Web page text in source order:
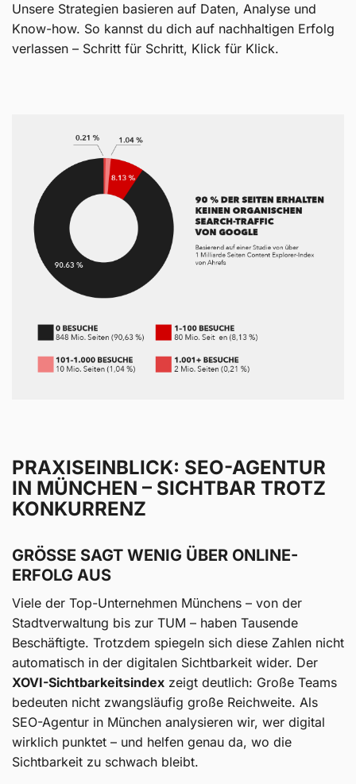
Unsere Strategien basieren auf Daten, Analyse und
Know-how. So kannst du dich auf nachhaltigen Erfolg
verlassen – Schritt für Schritt, Klick für Klick.
PRAXISEINBLICK: SEO-AGENTUR
IN MÜNCHEN – SICHTBAR TROTZ
KONKURRENZ
GRÖSSE SAGT WENIG ÜBER ONLINE-E
RFOLG AUS
Viele der Top-Unternehmen Münchens – von der
Stadtverwaltung bis zur TUM – haben Tausende
Beschäftigte. Trotzdem spiegeln sich diese Zahlen nicht
automatisch in der digitalen Sichtbarkeit wider. Der
XOVI-Sichtbarkeitsindex zeigt deutlich: Große Teams
bedeuten nicht zwangsläufig große Reichweite. Als
SEO-Agentur in München analysieren wir, wer digital
wirklich punktet – und helfen genau da, wo die
Sichtbarkeit zu schwach bleibt.